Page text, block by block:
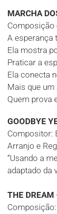
MARCHA
Composição
A esperança
Ela mostra
Praticar a
Ela conecta
Mais que
Quem prova
GOODBYE
Compositor:
Arranjo e
“Usando a
adaptado da
THE DREAM